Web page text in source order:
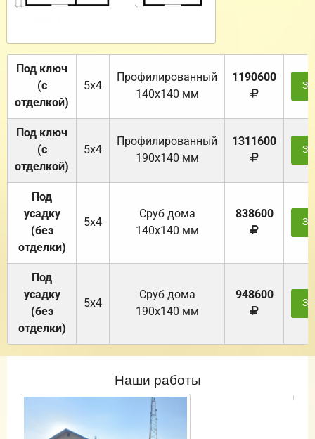
Под ключ
(с
отделкой)
5х4
Профилированный
140х140 мм
1190600
Под ключ
(с
отделкой)
5х4
Профилированный
190х140 мм
1311600
Под
усадку
(без
отделки)
5х4
Cруб дома
140х140 мм
838600
Под
усадку
(без
отделки)
5х4
Cруб дома
190х140 мм
948600
Наши работы